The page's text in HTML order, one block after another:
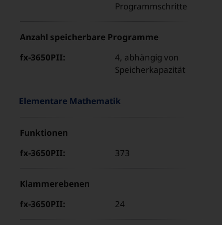
Programmschritte
Anzahl speicherbare Programme
4, abhängig von
Speicherkapazität
Eigenschaften
im
Bereich
Elementare Mathematik
Wert
für
Funktionen
373
Klammerebenen
24